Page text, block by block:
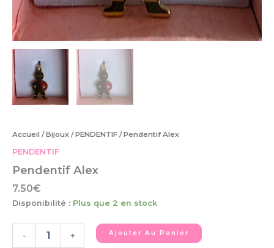
Accueil /Bijoux /PENDENTIF / Pendentif Alex
PENDENTIF
Pendentif Alex
7.50€
Disponibilité : Plus que 2 en stock
- + Ajouter Au Panier